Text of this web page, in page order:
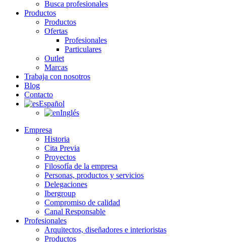
Busca profesionales
Productos
Productos
Ofertas
Profesionales
Particulares
Outlet
Marcas
Trabaja con nosotros
Blog
Contacto
Español
Inglés
Empresa
Historia
Cita Previa
Proyectos
Filosofía de la empresa
Personas, productos y servicios
Delegaciones
Ibergroup
Compromiso de calidad
Canal Responsable
Profesionales
Arquitectos, diseñadores e interioristas
Productos